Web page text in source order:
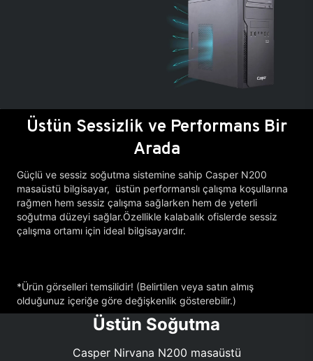
Üstün Sessizlik ve Performans Bir
Arada
Güçlü ve sessiz soğutma sistemine sahip Casper N200
masaüstü bilgisayar, üstün performanslı çalışma koşullarına
rağmen hem sessiz çalışma sağlarken hem de yeterli
soğutma düzeyi sağlar.Özellikle kalabalık ofislerde sessiz
çalışma ortamı için ideal bilgisayardır.
*Ürün görselleri temsilidir! (Belirtilen veya satın almış
olduğunuz içeriğe göre değişkenlik gösterebilir.)
Üstün Soğutma
Casper Nirvana N200 masaüstü